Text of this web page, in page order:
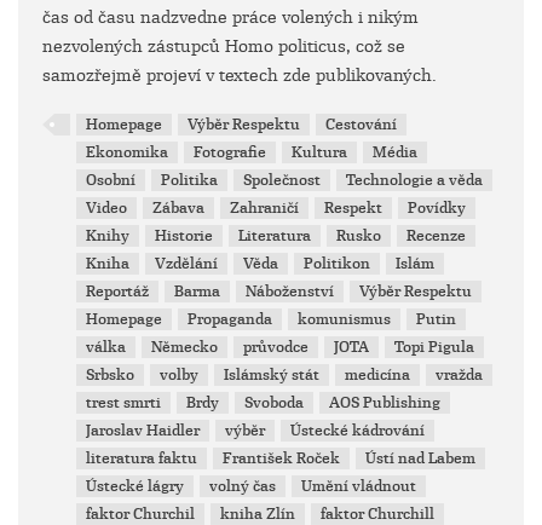
čas od času nadzvedne práce volených i nikým
nezvolených zástupců Homo politicus, což se
samozřejmě projeví v textech zde publikovaných.
Homepage Výběr Respektu
Cestování
Ekonomika
Fotografie Kultura
Média
Osobní
Politika Společnost
Technologie a věda
Video
Zábava Zahraničí Respekt
Povídky
Knihy
Historie Literatura Rusko
Recenze
Kniha
Vzdělání Věda Politikon
Islám
Reportáž
Barma Náboženství
Výběr Respektu
Homepage
Propaganda komunismus
Putin
válka
Německo průvodce JOTA
Topi Pigula
Srbsko
volby Islámský stát medicína
vražda
trest smrti
Brdy Svoboda
AOS Publishing
Jaroslav Haidler
výběr
Ústecké kádrování
literatura faktu
František Roček
Ústí nad Labem
Ústecké lágry
volný čas
Umění vládnout
faktor Churchil
kniha Zlín
faktor Churchill